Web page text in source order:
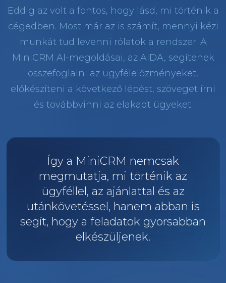
Eddig az volt a fontos, hogy lásd, mi történik a
cégedben. Most már az is számít, mennyi kézi
munkát tud levenni rólatok a rendszer. A
MiniCRM AI-megoldásai, az AIDA, segítenek
összefoglalni az ügyfélelőzményeket,
előkészíteni a következő lépést, szöveget írni
és továbbvinni az elakadt ügyeket.
Így a MiniCRM nemcsak
megmutatja, mi történik az
ügyféllel, az ajánlattal és az
utánkövetéssel, hanem abban is
segít, hogy a feladatok gyorsabban
elkészüljenek.